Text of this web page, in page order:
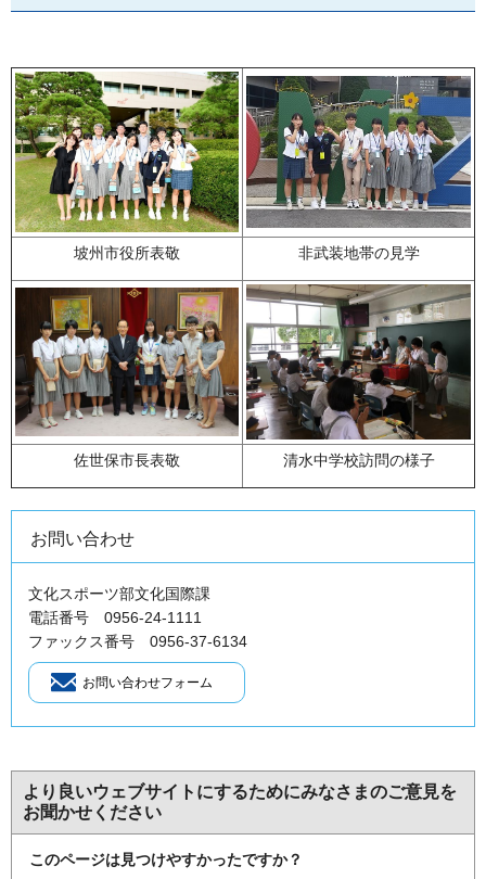
坡州市役所表敬 非武装地帯の見学
佐世保市長表敬 清水中学校訪問の様子
お問い合わせ
文化スポーツ部文化国際課
電話番号 0956-24-1111
ファックス番号 0956-37-6134
より良いウェブサイトにするためにみなさまのご意見を
お聞かせください
このページは見つけやすかったですか？